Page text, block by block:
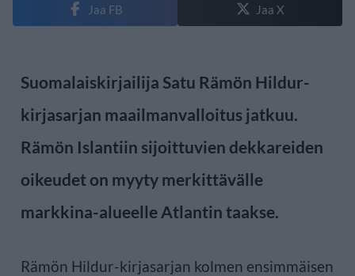
Jaa FB Jaa X
Suomalaiskirjailija Satu Rämön Hildur-
kirjasarjan maailmanvalloitus jatkuu.
Rämön Islantiin sijoittuvien dekkareiden
oikeudet on myyty merkittävälle
markkina-alueelle Atlantin taakse.
Rämön Hildur-kirjasarjan kolmen ensimmäisen